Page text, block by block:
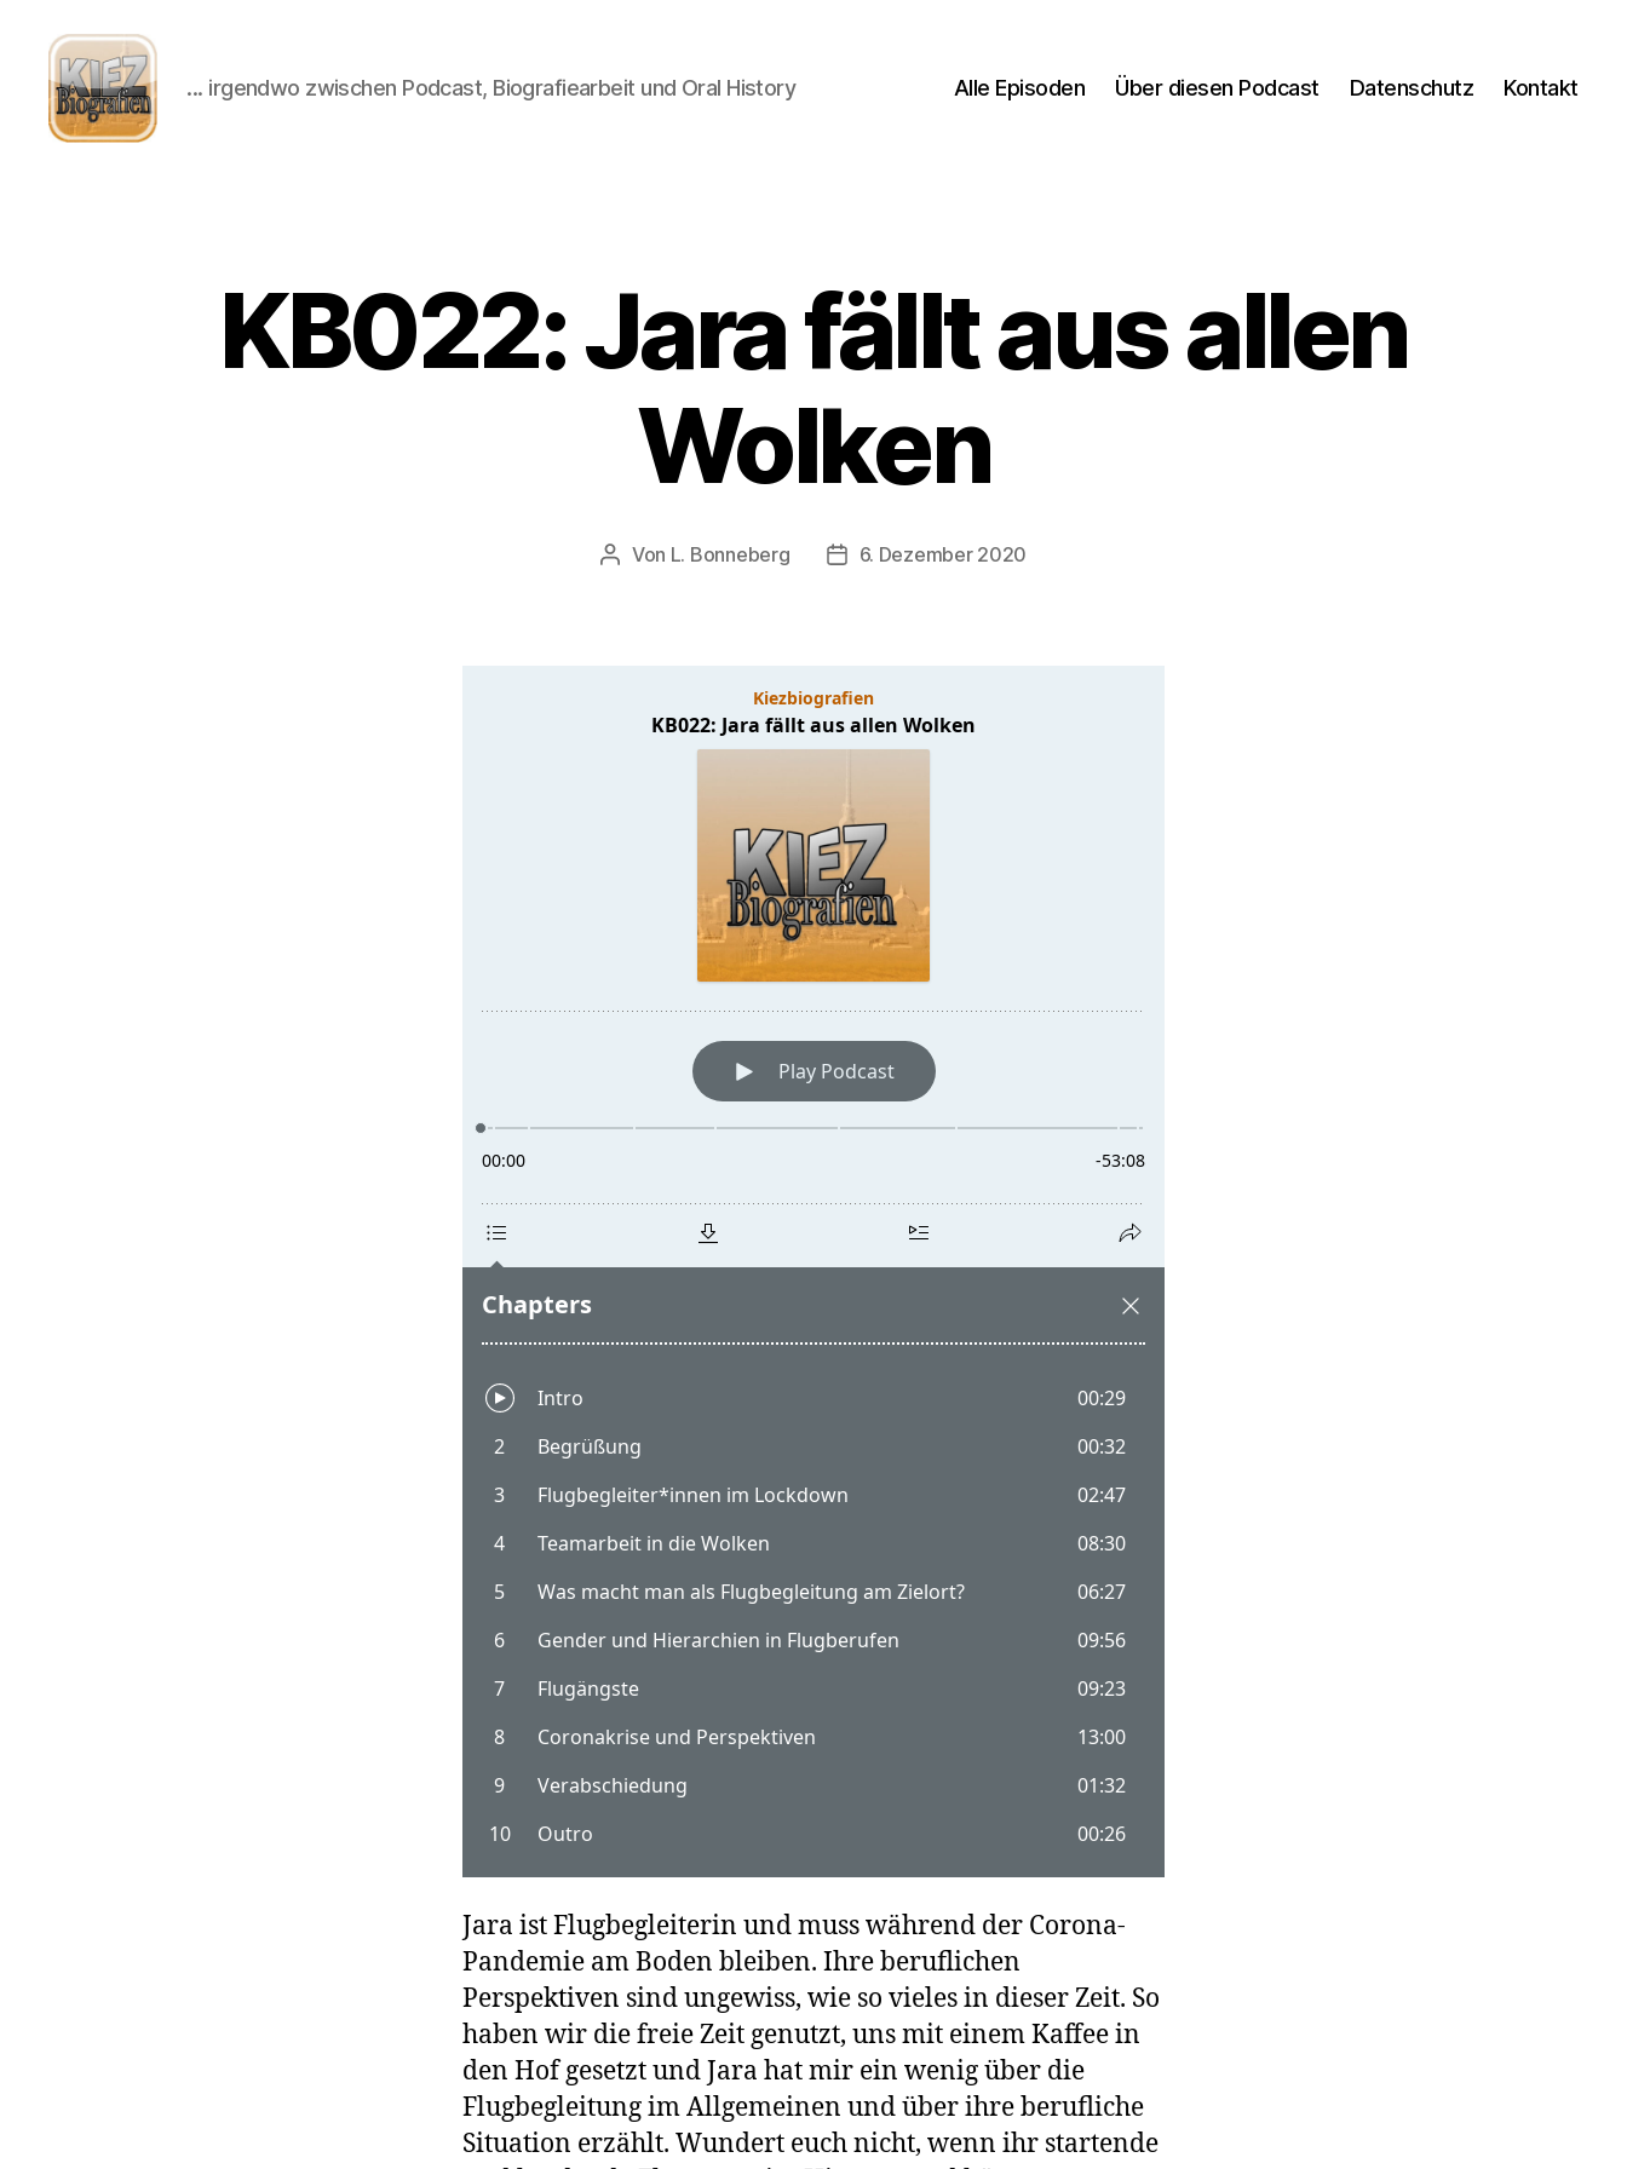
... irgendwo zwischen Podcast, Biografiearbeit und Oral History Alle Episoden Über diesen Podcast Datenschutz Kontakt
KB022: Jara fällt aus allen
Wolken
Beitragsautor
Von L. Bonneberg Veröffentlichungsdatum
6. Dezember 2020
Jara ist Flugbegleiterin und muss während der Corona-
Pandemie am Boden bleiben. Ihre beruflichen
Perspektiven sind ungewiss, wie so vieles in dieser Zeit. So
haben wir die freie Zeit genutzt, uns mit einem Kaffee in
den Hof gesetzt und Jara hat mir ein wenig über die
Flugbegleitung im Allgemeinen und über ihre berufliche
Situation erzählt. Wundert euch nicht, wenn ihr startende